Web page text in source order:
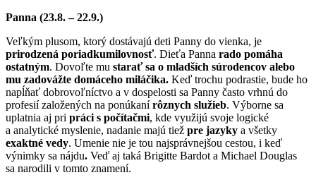
Panna (23.8. – 22.9.)
Veľkým plusom, ktorý dostávajú deti Panny do vienka, je
prirodzená poriadkumilovnosť. Dieťa Panna rado pomáha
ostatným. Dovoľte mu starať sa o mladších súrodencov alebo
mu zadovážte domáceho miláčika. Keď trochu podrastie, bude ho
napĺňať dobrovoľníctvo a v dospelosti sa Panny často vrhnú do
profesií založených na ponúkanírôznych služieb. Výborne sa
uplatnia aj pri práci s počítačmi, kde využijú svoje logické
a analytické myslenie, nadanie majú tiež pre jazyky a všetky
exaktné vedy. Umenie nie je tou najsprávnejšou cestou, i keď
výnimky sa nájdu. Veď aj taká Brigitte Bardot a Michael Douglas
sa narodili v tomto znamení.